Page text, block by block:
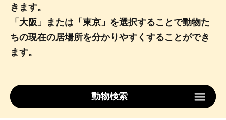
きます。
「大阪」または「東京」を選択することで動物た
ちの現在の居場所を分かりやすくすることができ
ます。
動物検索